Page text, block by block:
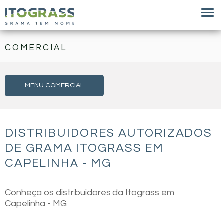
COMERCIAL
MENU COMERCIAL
DISTRIBUIDORES AUTORIZADOS
DE GRAMA ITOGRASS EM
CAPELINHA - MG
Conheça os distribuidores da Itograss em
Capelinha - MG